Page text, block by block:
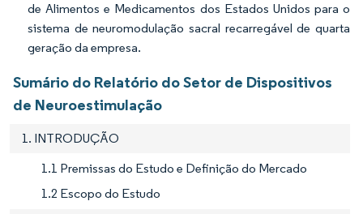
de Alimentos e Medicamentos dos Estados Unidos para o
sistema de neuromodulação sacral recarregável de quarta
geração da empresa.
Sumário do Relatório do Setor de Dispositivos
de Neuroestimulação
1. INTRODUÇÃO
1.1 Premissas do Estudo e Definição do Mercado
1.2 Escopo do Estudo